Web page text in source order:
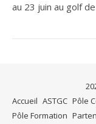
au 23 juin au golf
Accueil ASTGC Pôle
Pôle Formation